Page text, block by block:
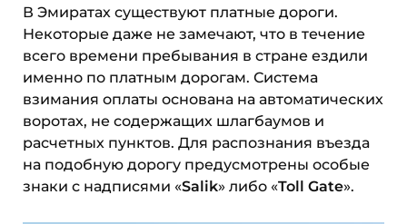
В Эмиратах существуют платные дороги.
Некоторые даже не замечают, что в течение
всего времени пребывания в стране ездили
именно по платным дорогам. Система
взимания оплаты основана на автоматических
воротах, не содержащих шлагбаумов и
расчетных пунктов. Для распознания въезда
на подобную дорогу предусмотрены особые
знаки с надписями «Salik» либо «Toll Gate».